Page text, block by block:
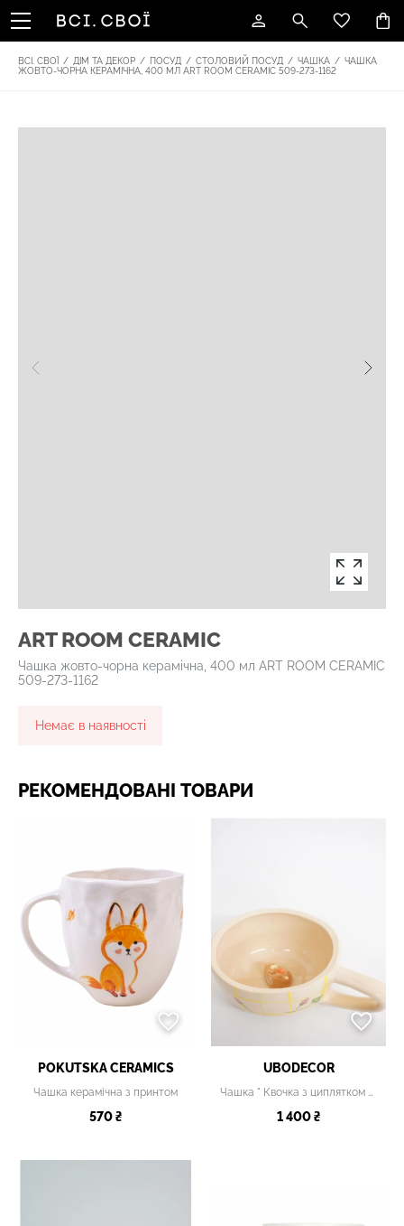
ВСІ. СВОЇ / ДІМ ТА ДЕКОР / ПОСУД / СТОЛОВИЙ ПОСУД / ЧАШКА / ЧАШКА
ЖОВТО-ЧОРНА КЕРАМІЧНА, 400 МЛ ART ROOM CERAMIC 509-273-1162
ART ROOM CERAMIC
Чашка жовто-чорна керамічна, 400 мл ART ROOM CERAMIC
509-273-1162
Немає в наявності
РЕКОМЕНДОВАНІ ТОВАРИ
POKUTSKA CERAMICS
Чашка керамічна з принтом
570 ₴
UBODECOR
Чашка " Квочка з циплятком в конюшині"
1 400 ₴